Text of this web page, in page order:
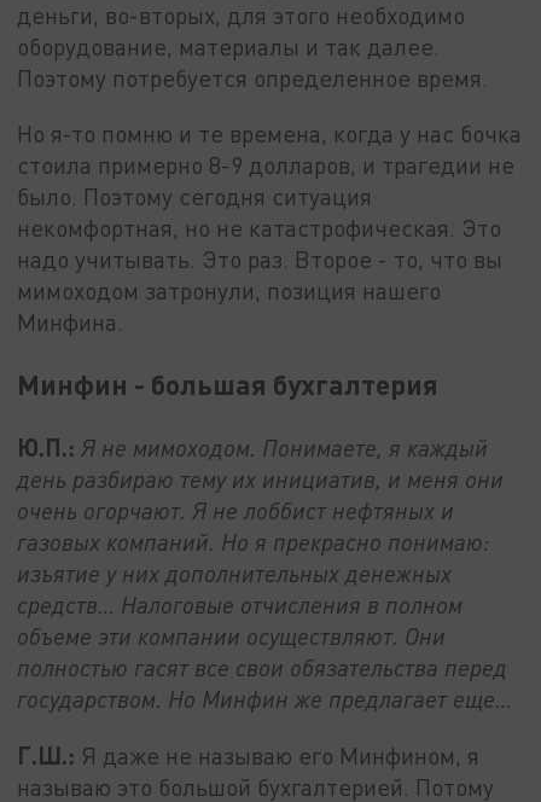
деньги, во-вторых, для этого необходимо
оборудование, материалы и так далее.
Поэтому потребуется определенное время.
Но я-то помню и те времена, когда у нас бочка
стоила примерно 8-9 долларов, и трагедии не
было. Поэтому сегодня ситуация
некомфортная, но не катастрофическая. Это
надо учитывать. Это раз. Второе - то, что вы
мимоходом затронули, позиция нашего
Минфина.
Минфин - большая бухгалтерия
Ю.П.: Я не мимоходом. Понимаете, я каждый
день разбираю тему их инициатив, и меня они
очень огорчают. Я не лоббист нефтяных и
газовых компаний. Но я прекрасно понимаю:
изъятие у них дополнительных денежных
средств… Налоговые отчисления в полном
объеме эти компании осуществляют. Они
полностью гасят все свои обязательства перед
государством. Но Минфин же предлагает еще…
Г.Ш.: Я даже не называю его Минфином, я
называю это большой бухгалтерией. Потому